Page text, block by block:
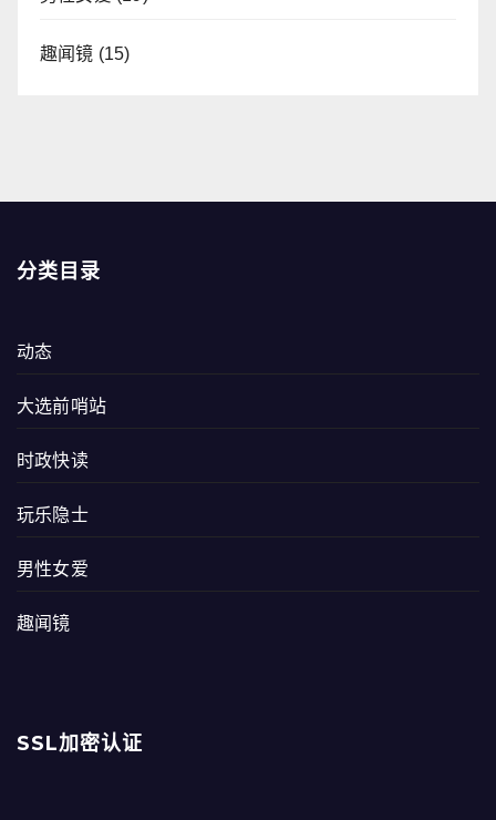
趣闻镜 (15)
分类目录
动态
大选前哨站
时政快读
玩乐隐士
男性女爱
趣闻镜
SSL加密认证